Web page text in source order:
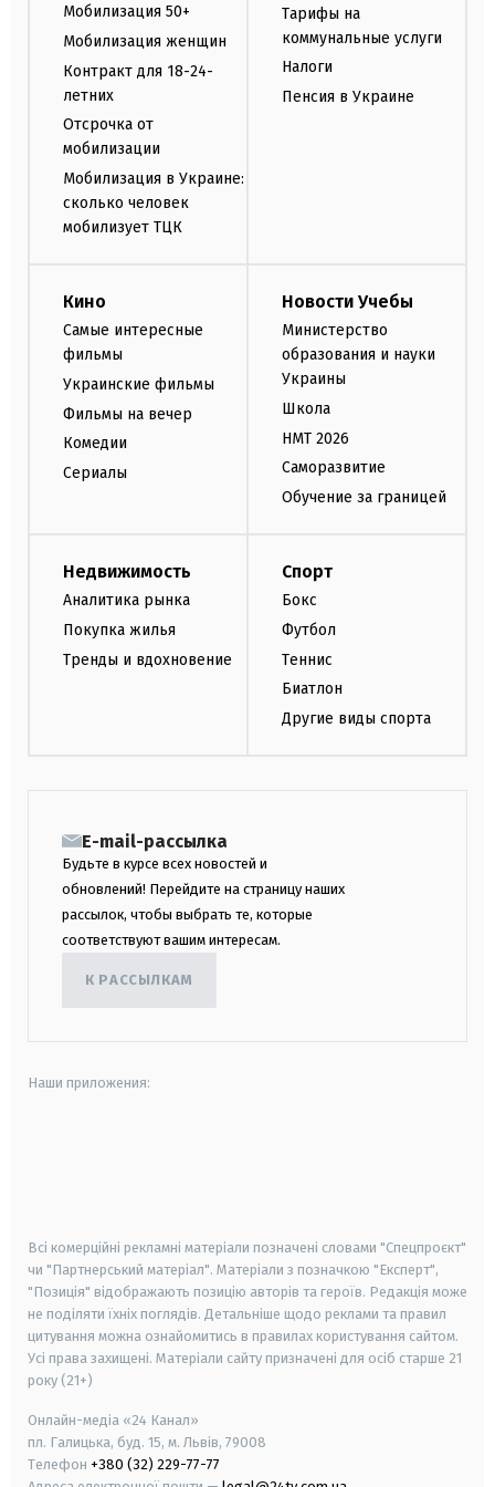
Мобилизация 50+
Мобилизация женщин
Контракт для 18-24-
летних
Отсрочка от
мобилизации
Мобилизация в Украине:
сколько человек
мобилизует ТЦК
Тарифы на
коммунальные услуги
Налоги
Пенсия в Украине
Кино
Самые интересные
фильмы
Украинские фильмы
Фильмы на вечер
Комедии
Сериалы
Новости Учебы
Министерство
образования и науки
Украины
Школа
НМТ 2026
Саморазвитие
Обучение за границей
Недвижимость
Аналитика рынка
Покупка жилья
Тренды и вдохновение
Спорт
Бокс
Футбол
Теннис
Биатлон
Другие виды спорта
E-mail-рассылка
Будьте в курсе всех новостей и
обновлений! Перейдите на страницу наших
рассылок, чтобы выбрать те, которые
соответствуют вашим интересам.
К РАССЫЛКАМ
Наши приложения:
Всі комерційні рекламні матеріали позначені словами "Спецпроєкт"
чи "Партнерський матеріал". Матеріали з позначкою "Експерт",
"Позиція" відображають позицію авторів та героїв. Редакція може
не поділяти їхніх поглядів. Детальніше щодо реклами та правил
цитування можна ознайомитись в правилах користування сайтом.
Усі права захищені. Матеріали сайту призначені для осіб старше 21
року (21+)
Онлайн-медіа «24 Канал»
пл. Галицька, буд. 15, м. Львів, 79008
Телефон +380 (32) 229-77-77